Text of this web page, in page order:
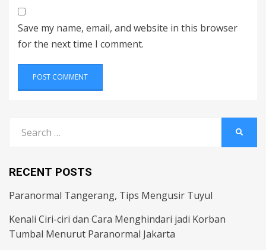
Save my name, email, and website in this browser
for the next time I comment.
for:
RECENT POSTS
Paranormal Tangerang, Tips Mengusir Tuyul
Kenali Ciri-ciri dan Cara Menghindari jadi Korban
Tumbal Menurut Paranormal Jakarta